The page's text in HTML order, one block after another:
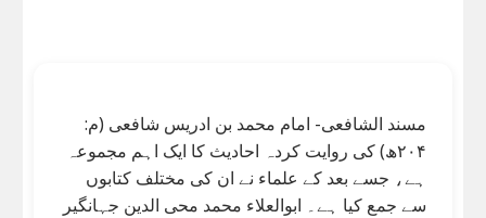
مسند الشافعی- امام محمد بن ادریس شافعی (م:
۲۰۴ھ) کی روایت کردہ احادیث کا ایک اہم مجموعہ
ہے، جسے بعد کے علماء نے ان کی مختلف کتابوں
سے جمع کیا ہے۔ ابوالعلاء محمد محی الدین جہانگیر